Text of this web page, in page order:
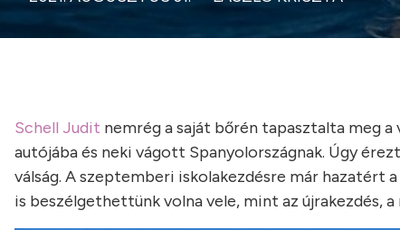
Schell Judit nemrég a saját bőrén tapasztalta meg
autójába és neki vágott Spanyolországnak. Úgy
válság. A szeptemberi iskolakezdésre már hazatért
is beszélgethettünk volna vele, mint az újrakezdés,